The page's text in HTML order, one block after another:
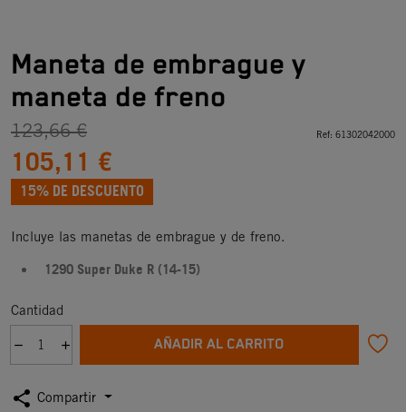
Maneta de embrague y
maneta de freno
123,66 €
105,11 €
15% DE DESCUENTO
Ref: 61302042000
Incluye las manetas de embrague y de freno.
1290 Super Duke R (14-15)
Cantidad
AÑADIR AL CARRITO
share Compartir